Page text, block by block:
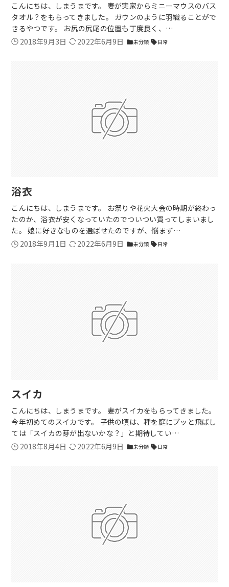
こんにちは、しまうまです。 妻が実家からミニーマウスのバス
タオル？をもらってきました。 ガウンのように羽織ることがで
きるやつです。 お尻の尻尾の位置も丁度良く、…
2018年9月3日
2022年6月9日 folder未分類 sell日常
浴衣
こんにちは、しまうまです。 お祭りや花火大会の時期が終わっ
たのか、浴衣が安くなっていたのでついつい買ってしまいまし
た。 娘に好きなものを選ばせたのですが、悩まず…
2018年9月1日
2022年6月9日 folder未分類 sell日常
スイカ
こんにちは、しまうまです。 妻がスイカをもらってきました。
今年初めてのスイカです。 子供の頃は、種を庭にプッと飛ばし
ては「スイカの芽が出ないかな？」と期待してい…
2018年8月4日
2022年6月9日 folder未分類 sell日常